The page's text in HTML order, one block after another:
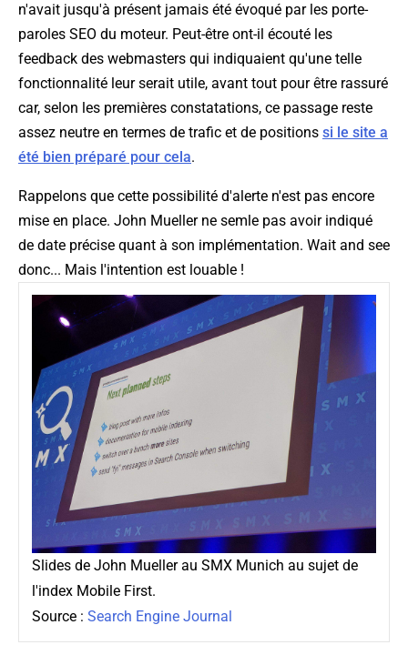
n'avait jusqu'à présent jamais été évoqué par les porte-
paroles SEO du moteur. Peut-être ont-il écouté les
feedback des webmasters qui indiquaient qu'une telle
fonctionnalité leur serait utile, avant tout pour être rassuré
car, selon les premières constatations, ce passage reste
assez neutre en termes de trafic et de positions si le site a
été bien préparé pour cela.
Rappelons que cette possibilité d'alerte n'est pas encore
mise en place. John Mueller ne semle pas avoir indiqué
de date précise quant à son implémentation. Wait and see
donc... Mais l'intention est louable !
Slides de John Mueller au SMX Munich au sujet de
l'index Mobile First.
Source : Search Engine Journal